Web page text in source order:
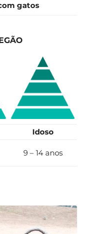
gatos
Idoso
9 – 14 anos